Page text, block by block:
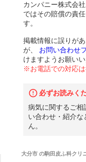
カンパニー株式会
ではその賠償の責
す。
掲載情報に誤りが
が、
お問い合わせ
けますようお願いい
※お電話での対応
必ずお読みく
病気に関するご相
い合わせ・紹介
ん。
大分市の駒田皮ふ科クリ